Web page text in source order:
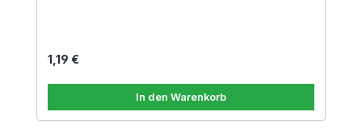
Regulärer Preis:
1,19 €
In den Warenkorb